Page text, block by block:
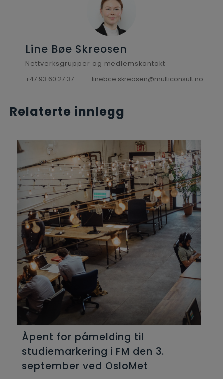
Line Bøe Skreosen
Nettverksgrupper og medlemskontakt
+47 93 60 27 37
lineboe.skreosen@multiconsult.no
Relaterte innlegg
Åpent for påmelding til
studiemarkering i FM den 3.
september ved OsloMet